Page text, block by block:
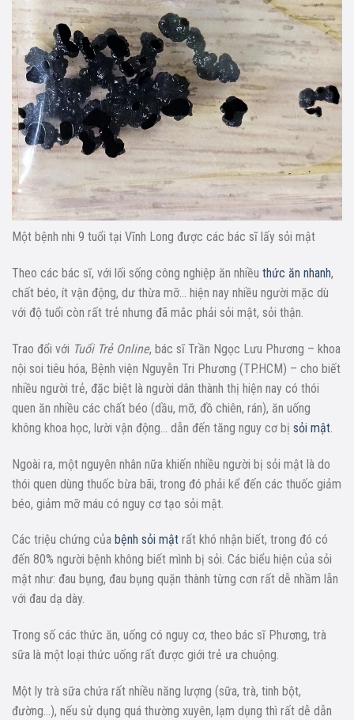
Một bệnh nhi 9 tuổi tại Vĩnh Long được các bác sĩ lấy sỏi mật
Theo các bác sĩ, với lối sống công nghiệp ăn nhiều thức ăn nhanh,
chất béo, ít vận động, dư thừa mỡ… hiện nay nhiều người mặc dù
với độ tuổi còn rất trẻ nhưng đã mắc phải sỏi mật, sỏi thận.
Trao đổi với Tuổi Trẻ Online, bác sĩ Trần Ngọc Lưu Phương – khoa
nội soi tiêu hóa, Bệnh viện Nguyễn Tri Phương (TP.HCM) – cho biết
nhiều người trẻ, đặc biệt là người dân thành thị hiện nay có thói
quen ăn nhiều các chất béo (dầu, mỡ, đồ chiên, rán), ăn uống
không khoa học, lười vận động… dẫn đến tăng nguy cơ bị sỏi mật.
Ngoài ra, một nguyên nhân nữa khiến nhiều người bị sỏi mật là do
thói quen dùng thuốc bừa bãi, trong đó phải kể đến các thuốc giảm
béo, giảm mỡ máu có nguy cơ tạo sỏi mật.
Các triệu chứng của bệnh sỏi mật rất khó nhận biết, trong đó có
đến 80% người bệnh không biết mình bị sỏi. Các biểu hiện của sỏi
mật như: đau bụng, đau bụng quặn thành từng cơn rất dễ nhầm lẫn
với đau dạ dày.
Trong số các thức ăn, uống có nguy cơ, theo bác sĩ Phương, trà
sữa là một loại thức uống rất được giới trẻ ưa chuộng.
Một ly trà sữa chứa rất nhiều năng lượng (sữa, trà, tinh bột,
đường…), nếu sử dụng quá thường xuyên, lạm dụng thì rất dễ dẫn